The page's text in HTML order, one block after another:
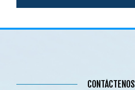
CONTÁCTENOS